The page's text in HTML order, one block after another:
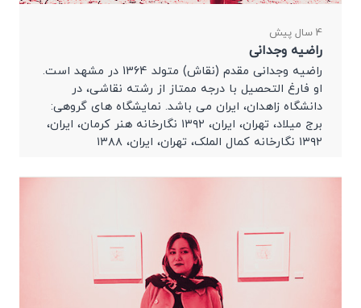
4 سال پیش
راضیه وجدانی
راضیه وجدانی مقدم (نقاش) متولد 1364 در مشهد است.
او فارغ التحصیل با درجه ممتاز از رشته نقاشی، در
دانشگاه زاهدان، ایران می باشد. نمایشگاه های گروهی:
برج میلاد، تهران، ایران، ۱۳۹۲ نگارخانه هنر کرمان، ایران،
۱۳۹۲ نگارخانه کمال الملک، تهران، ایران، ۱۳۸۸